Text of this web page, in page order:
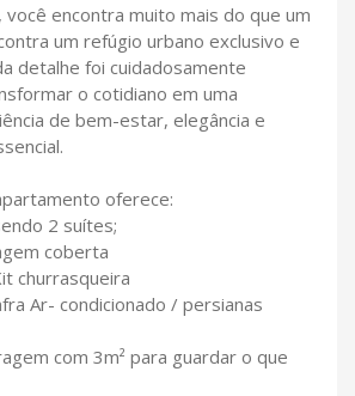
você encontra muito mais do que um
um refúgio urbano exclusivo e
detalhe foi cuidadosamente
o cotidiano em uma
de bem-estar, elegância e
oferece:
2 suítes;
coberta
churrasqueira
Ar- condicionado / persianas
com 3m² para guardar o que